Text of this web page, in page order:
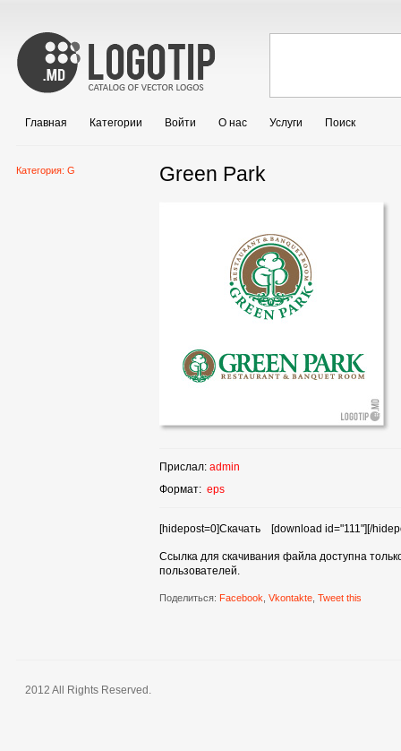
Главная Категории Войти О нас Услуги Поиск
Категория: G Green Park
Прислал: admin
Формат: eps
[hidepost=0]Скачать [download id="111"][/
Ссылка для скачивания файла доступна
пользователей.
Поделиться: Facebook Vkontakte, Tweet this
2012 All Rights Reserved.